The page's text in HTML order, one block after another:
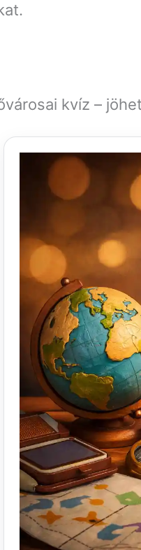
kvíz –